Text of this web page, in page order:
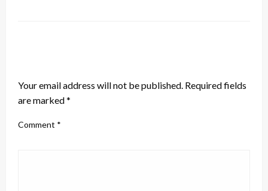
Your email address will not be published. Required fields
are marked*
Comment *